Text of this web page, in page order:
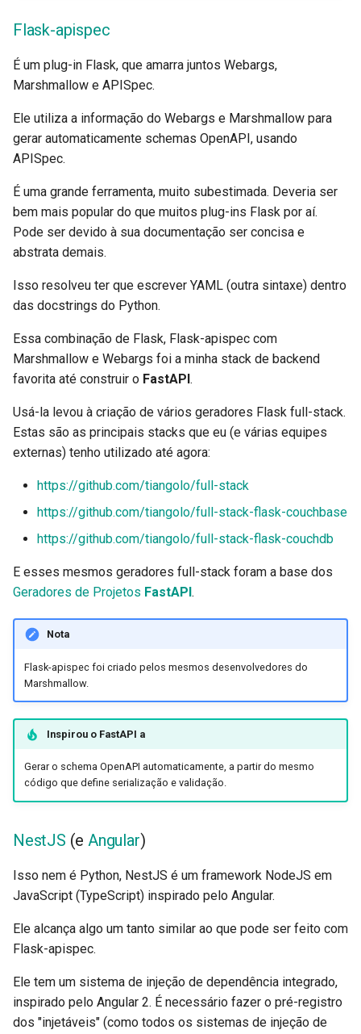
Flask-apispec
É um plug-in Flask, que amarra juntos Webargs,
Marshmallow e APISpec.
Ele utiliza a informação do Webargs e Marshmallow para
gerar automaticamente schemas OpenAPI, usando
APISpec.
É uma grande ferramenta, muito subestimada. Deveria ser
bem mais popular do que muitos plug-ins Flask por aí.
Pode ser devido à sua documentação ser concisa e
abstrata demais.
Isso resolveu ter que escrever YAML (outra sintaxe) dentro
das docstrings do Python.
Essa combinação de Flask, Flask-apispec com
Marshmallow e Webargs foi a minha stack de backend
favorita até construir o FastAPI .
Usá-la levou à criação de vários geradores Flask full-stack.
Estas são as principais stacks que eu (e várias equipes
externas) tenho utilizado até agora:
https://github.com/tiangolo/full-stack
https://github.com/tiangolo/full-stack-flask-couchbase
https://github.com/tiangolo/full-stack-flask-couchdb
E esses mesmos geradores full-stack foram a base dos
Geradores de Projetos FastAPI .
Nota
Flask-apispec foi criado pelos mesmos desenvolvedores do
Marshmallow.
Inspirou o FastAPI a
Gerar o schema OpenAPI automaticamente, a partir do mesmo
código que define serialização e validação.
NestJS (eAngular)
Isso nem é Python, NestJS é um framework NodeJS em
JavaScript (TypeScript) inspirado pelo Angular.
Ele alcança algo um tanto similar ao que pode ser feito com
Flask-apispec.
Ele tem um sistema de injeção de dependência integrado,
inspirado pelo Angular 2. É necessário fazer o pré-registro
dos "injetáveis" (como todos os sistemas de injeção de